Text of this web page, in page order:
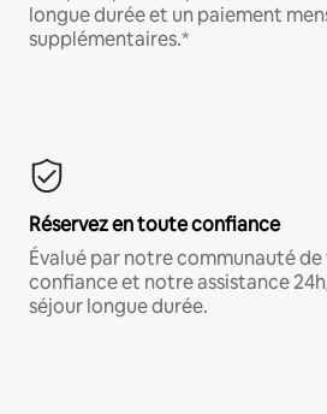
longue durée et un paiement
supplémentaires.*
Réservez en toute confiance
Évalué par notre communauté
confiance et notre assistance
séjour longue durée.